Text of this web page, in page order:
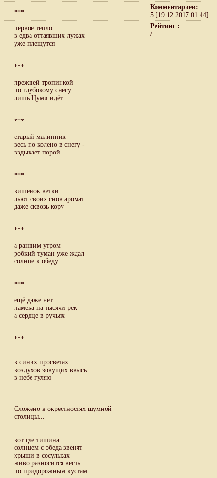
***
первое тепло...
в едва оттаявших лужах
уже плещутся
***
прежней тропинкой
по глубокому снегу
лишь Цуми идёт
***
старый малинник
весь по колено в снегу -
вздыхает порой
***
вишенок ветки
льют своих снов аромат
даже сквозь кору
***
а ранним утром
робкий туман уже ждал
солнце к обеду
***
ещё даже нет
намека на тысячи рек
а сердце в ручьях
***
в синих просветах
воздухов зовущих ввысь
в небе гуляю
Сложено в окрестностях шумной
столицы...
вот где тишина...
солнцем с обеда звенят
крыши в сосульках
живо разносится весть
по придорожным кустам
Комментариев:
5 [19.12.2017 01:44]
Рейтинг :
/